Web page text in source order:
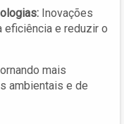
Inovações
eficiência e reduzir o
mais
ambientais e de